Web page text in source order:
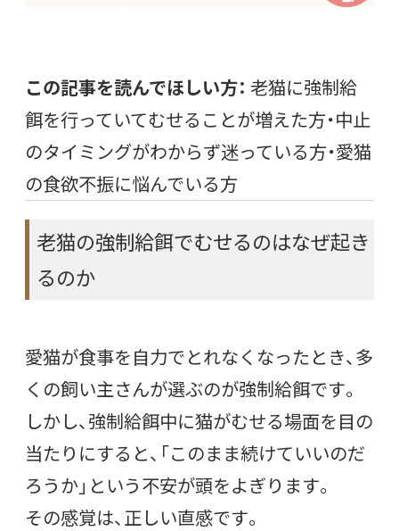
この記事を読んでほしい方： 老猫に強制給
餌を行っていてむせることが増えた方・中止
のタイミングがわからず迷っている方・愛猫
の食欲不振に悩んでいる方
老猫の強制給餌でむせるのはなぜ起き
るのか
愛猫が食事を自力でとれなくなったとき、多
くの飼い主さんが選ぶのが強制給餌です。
しかし、強制給餌中に猫がむせる場面を目の
当たりにすると、「このまま続けていいのだ
ろうか」という不安が頭をよぎります。
その感覚は、正しい直感です。